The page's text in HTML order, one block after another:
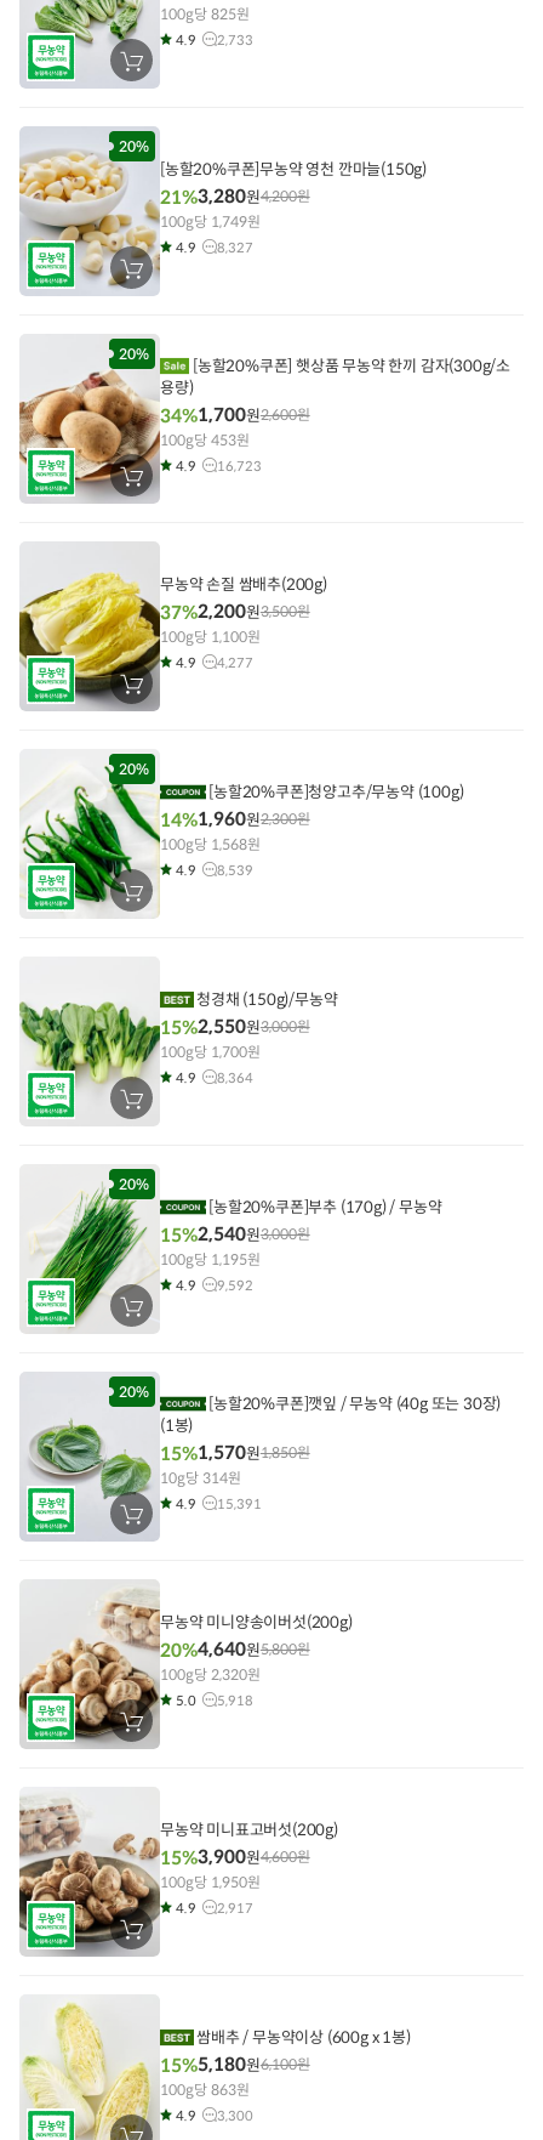
장
바
에
담
기
100g당 825원
4.9 2,733
20%
장
바
에
담
기
[농할20%쿠폰]무농약 영천 깐마늘(150g)
21%3,280원4,200원
100g당 1,749원
4.9 8,327
20%
장
바
에
기
용량)
34%1,700원2,600원
100g당 453원
4.9 16,723
장
바
에
담
기
무농약 손질 쌈배추(200g)
37%2,200원3,500원
100g당 1,100원
4.9 4,277
20%
장
바
[농할20%쿠폰]청양고추/무농약 (100g)
14%1,960원2,300원
100g당 1,568원
4.9 8,539
장
바
에
담
기
청경채 (150g)/무농약
15%2,550원3,000원
100g당 1,700원
4.9 8,364
20%
장
바
에
담
기
[농할20%쿠폰]부추 (170g) / 무농약
15%2,540원3,000원
100g당 1,195원
4.9 9,592
20%
장
바
에
담
기
[농할20%쿠폰]깻잎 / 무농약 (40g 또는 30장)
(1봉)
15%1,570원1,850원
10g당 314원
4.9 15,391
장
바
무농약 미니양송이버섯(200g)
20%4,640원5,800원
100g당 2,320원
5.0 5,918
장
바
무농약 미니표고버섯(200g)
15%3,900원4,600원
100g당 1,950원
4.9 2,917
쌈배추 / 무농약이상 (600g x 1봉)
15%5,180원6,100원
100g당 863원
4.9 3,300